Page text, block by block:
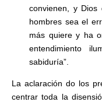
convienen, y
hombres sea el
más quiere y ha
entendimiento
sabiduría”.
La aclaración do los
centrar toda la